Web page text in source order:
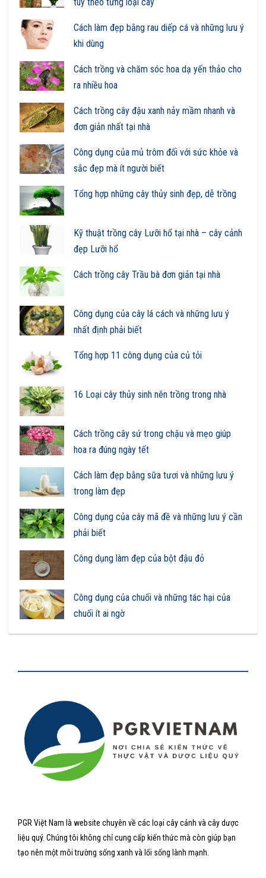
Cách làm đẹp bằng rau diếp cá và những lưu ý
khi dùng
Cách trồng và chăm sóc hoa dạ yến thảo cho
ra nhiều hoa
Cách trồng cây đậu xanh nảy mầm nhanh và
đơn giản nhất tại nhà
Công dụng của mủ trôm đối với sức khỏe và
sắc đẹp mà ít người biết
Tổng hợp những cây thủy sinh đẹp, dễ trồng
Kỹ thuật trồng cây Lưỡi hổ tại nhà – cây cảnh
đẹp Lưỡi hổ
Cách trồng cây Trầu bà đơn giản tại nhà
Công dụng của cây lá cách và những lưu ý
nhất định phải biết
Tổng hợp 11 công dụng của củ tỏi
16 Loại cây thủy sinh nên trồng trong nhà
Cách trồng cây sứ trong chậu và mẹo giúp
hoa ra đúng ngày tết
Cách làm đẹp bằng sữa tươi và những lưu ý
trong làm đẹp
Công dụng của cây mã đề và những lưu ý cần
phải biết
Công dụng làm đẹp của bột đậu đỏ
Công dụng của chuối và những tác hại của
chuối ít ai ngờ
PGR Việt Nam là website chuyên về các loại cây cảnh và cây dược
liệu quý. Chúng tôi không chỉ cung cấp kiến thức mà còn giúp bạn
tạo nên một môi trường sống xanh và lối sống lành mạnh.